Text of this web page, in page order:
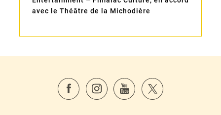
avec le Théâtre de la Michodière